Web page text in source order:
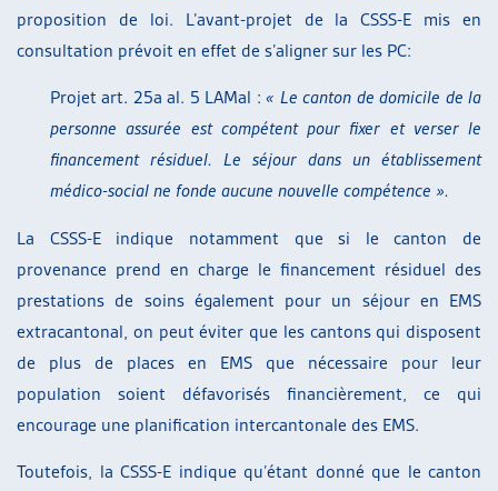
proposition de loi. L’avant-projet de la CSSS-E mis en
consultation prévoit en effet de s’aligner sur les PC:
Projet art. 25a al. 5 LAMal :« Le canton de domicile de la
personne assurée est compétent pour fixer et verser le
financement résiduel. Le séjour dans un établissement
médico-social ne fonde aucune nouvelle compétence ».
La CSSS-E indique notamment que si le canton de
provenance prend en charge le financement résiduel des
prestations de soins également pour un séjour en EMS
extracantonal, on peut éviter que les cantons qui disposent
de plus de places en EMS que nécessaire pour leur
population soient défavorisés financièrement, ce qui
encourage une planification intercantonale des EMS.
Toutefois, la CSSS-E indique qu’étant donné que le canton